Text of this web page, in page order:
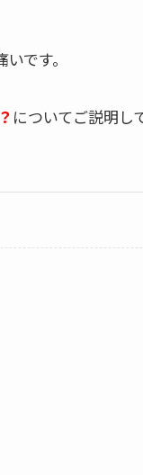
です。
についてご説明し